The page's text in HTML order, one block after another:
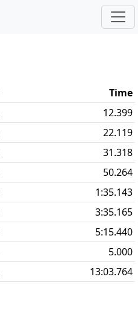
Time
12.399
22.119
31.318
50.264
1:35.143
3:35.165
5:15.440
5.000
13:03.764